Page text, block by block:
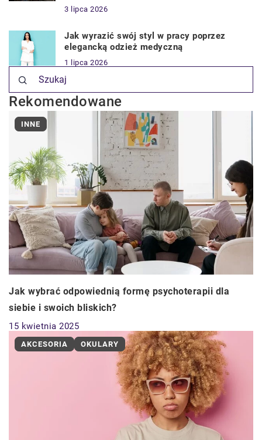
3 lipca 2026
Jak wyrazić swój styl w pracy poprzez
elegancką odzież medyczną
1 lipca 2026
Rekomendowane
INNE
Jak wybrać odpowiednią formę psychoterapii dla
siebie i swoich bliskich?
15 kwietnia 2025
AKCESORIA OKULARY